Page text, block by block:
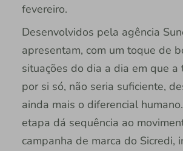
fevereiro.
Desenvolvidos pela agência
apresentam, com um toque de
situações do dia a dia em que a
por si só, não seria suficiente,
ainda mais o diferencial
etapa dá sequência ao
campanha de marca do Sicredi,